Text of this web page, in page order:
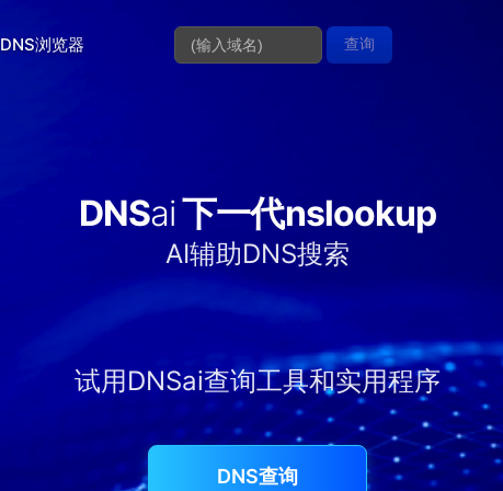
DNS浏览器 查询
DNSai下一代nslookup
AI辅助DNS搜索
试用DNSai查询工具和实用程序
DNS查询